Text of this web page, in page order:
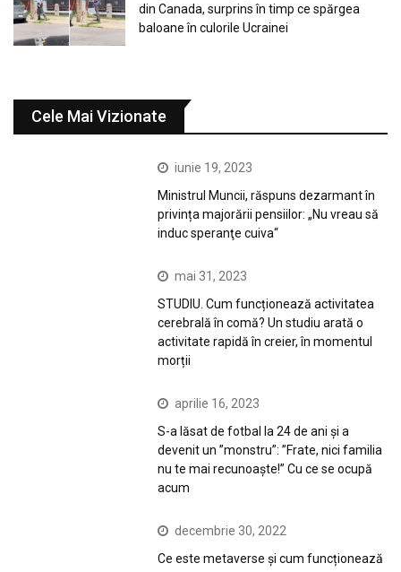
din Canada, surprins în timp ce spărgea
baloane în culorile Ucrainei
Cele Mai Vizionate
iunie 19, 2023
Ministrul Muncii, răspuns dezarmant în
privința majorării pensiilor: „Nu vreau să
induc speranţe cuiva“
mai 31, 2023
STUDIU. Cum funcționează activitatea
cerebrală în comă? Un studiu arată o
activitate rapidă în creier, în momentul
morții
aprilie 16, 2023
S-a lăsat de fotbal la 24 de ani și a
devenit un ”monstru”: ”Frate, nici familia
nu te mai recunoaște!” Cu ce se ocupă
acum
decembrie 30, 2022
Ce este metaverse și cum funcționează